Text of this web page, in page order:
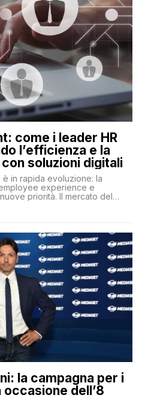
come i leader HR
l’efficienza e la
soluzioni digitali
è in rapida evoluzione: la
experience e
priorità. Il mercato del
più competitivo con una lotta
la campagna per i
dell’8